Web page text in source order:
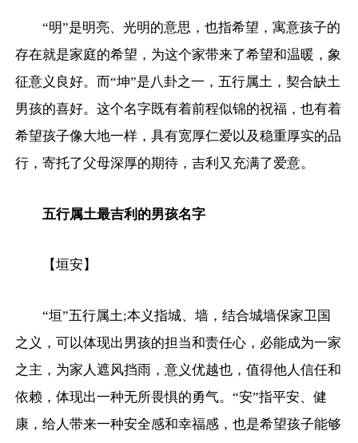
“明”是明亮、光明的意思，也指希望，寓意孩子的
存在就是家庭的希望，为这个家带来了希望和温暖，象
征意义良好。而“坤”是八卦之一，五行属土，契合缺土
男孩的喜好。这个名字既有着前程似锦的祝福，也有着
希望孩子像大地一样，具有宽厚仁爱以及稳重厚实的品
行，寄托了父母深厚的期待，吉利又充满了爱意。
五行属土最吉利的男孩名字
【垣安】
“垣”五行属土;本义指城、墙，结合城墙保家卫国
之义，可以体现出男孩的担当和责任心，必能成为一家
之主，为家人遮风挡雨，意义优越也，值得他人信任和
依赖，体现出一种无所畏惧的勇气。“安”指平安、健
康，给人带来一种安全感和幸福感，也是希望孩子能够